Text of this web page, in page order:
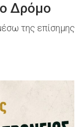
Δρόμο
της επίσημης